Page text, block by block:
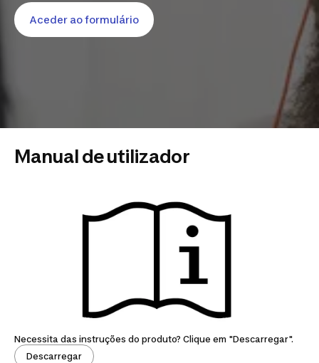
Aceder ao formulário
Manual de utilizador
Necessita das instruções do produto? Clique em "Descarregar".
Descarregar